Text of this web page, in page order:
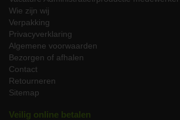
Wie zijn wij
Verpakking
Privacyverklaring
Algemene voorwaarden
Bezorgen of afhalen
Contact
Retourneren
Sitemap
Veilig online betalen